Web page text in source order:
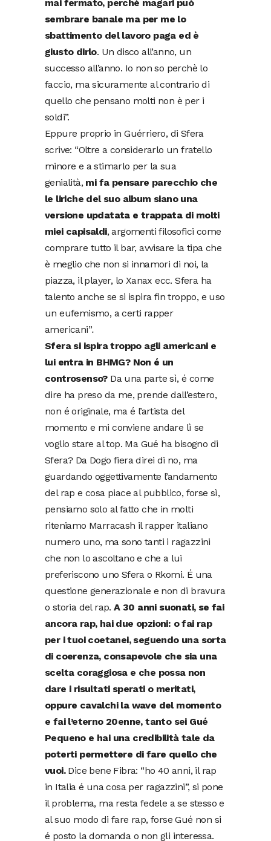
mai fermato, perchè magari può
sembrare banale ma per me lo
sbattimento del lavoro paga ed è
giusto dirlo. Un disco all’anno, un
successo all’anno. Io non so perchè lo
faccio, ma sicuramente al contrario di
quello che pensano molti non è per i
soldi”.
Eppure proprio in Guérriero, di Sfera
scrive: “Oltre a considerarlo un fratello
minore e a stimarlo per la sua
genialità,mi fa pensare parecchio che
le liriche del suo album siano una
versione updatata e trappata di molti
miei capisaldi, argomenti filosofici come
comprare tutto il bar, avvisare la tipa che
è meglio che non si innamori di noi, la
piazza, il player, lo Xanax ecc. Sfera ha
talento anche se si ispira fin troppo, e uso
un eufemismo, a certi rapper
americani”.
Sfera si ispira troppo agli americani e
lui entra in BHMG? Non é un
controsenso?Da una parte sì, é come
dire ha preso da me, prende dall’estero,
non é originale, ma é l’artista del
momento e mi conviene andare lì se
voglio stare al top. Ma Gué ha bisogno di
Sfera? Da Dogo fiera direi di no, ma
guardando oggettivamente l’andamento
del rap e cosa piace al pubblico, forse sì,
pensiamo solo al fatto che in molti
riteniamo Marracash il rapper italiano
numero uno, ma sono tanti i ragazzini
che non lo ascoltano e che a lui
preferiscono uno Sfera o Rkomi. É una
questione generazionale e non di bravura
o storia del rap. A 30 anni suonati, se fai
ancora rap, hai due opzioni: o fai rap
per i tuoi coetanei, seguendo una sorta
di coerenza, consapevole che sia una
scelta coraggiosa e che possa non
dare i risultati sperati o meritati,
oppure cavalchi la wave del momento
e fai l’eterno 20enne, tanto sei Gué
Pequeno e hai una credibilità tale da
poterti permettere di fare quello che
vuoi.Dice bene Fibra: “ho 40 anni, il rap
in Italia é una cosa per ragazzini”, si pone
il problema, ma resta fedele a se stesso e
al suo modo di fare rap, forse Gué non si
é posto la domanda o non gli interessa.